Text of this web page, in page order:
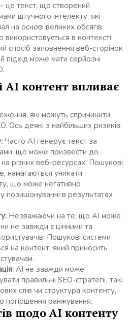
це текст, що створений
штучного інтелекту, які
на основі великих обсягів
в контексті
спосіб заповнення веб-сторінок
підхід може мати серйозні
AI контент впливає
які можуть спричинити
Ось деякі з найбільших ризиків:
Часто AI генерує текст за
що може призвести до
різних веб-ресурсах. Пошукові
намагаються уникати
що може негативно
позиціонуванні в результатах
Незважаючи на те, що AI може
не завжди є цінними та
Пошукові системи
на контент, який приносить
AI не завжди може
правильні SEO-стратегії, такі
слів чи структура контенту,
ранжування.
щодо AI контенту